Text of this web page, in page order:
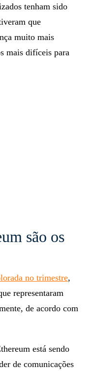
tenham sido
que
muito mais
mais difíceis para
são os
no trimestre,
representaram
de acordo com
está sendo
de comunicações